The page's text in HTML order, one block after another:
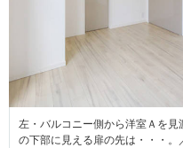
左・バルコニー側から洋室Ａを
の下部に見える扉の先は・・・